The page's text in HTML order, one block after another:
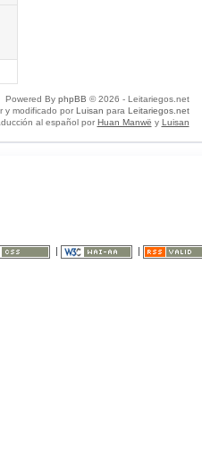
Powered By phpBB © 2026 - Leitariegos.net
y modificado por Luisan para Leitariegos.net
al español por Huan Manwë y Luisan